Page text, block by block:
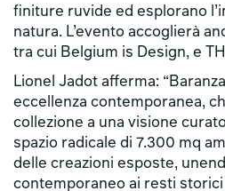
finiture ruvide ed esplorano
natura. L’evento accoglierà
tra cui Belgium is Design, e
Lionel Jadot afferma:
eccellenza contemporanea,
collezione a una visione
spazio radicale di 7.300 mq
delle creazioni esposte,
contemporaneo ai resti